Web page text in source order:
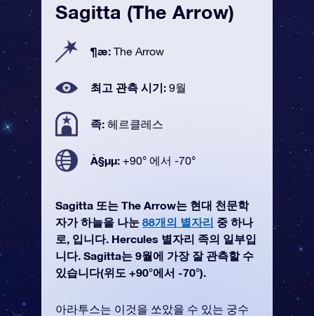
Sagitta (The Arrow)
¶æ: The Arrow
최고 관측 시기: 9월
족: 헤르클레스
À§µµ: +90° 에서 -70°
Sagitta 또는 The Arrow는 현대 천문학
자가 하늘을 나눈 88개의 별자리 중 하나
로, 입니다. Hercules 별자리 족의 일부입
니다. Sagitta는 9월에 가장 잘 관측할 수
있습니다(위도 +90°에서 -70°).
아라투스는 이것을 쏘았을 수 있는 궁수